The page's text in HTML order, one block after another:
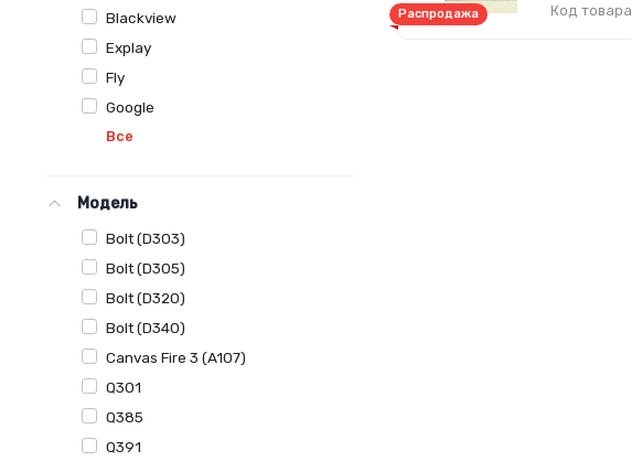
Blackview
Explay
Fly
Google
Все
Модель
Bolt (D303)
Bolt (D305)
Bolt (D320)
Bolt (D340)
Canvas Fire 3 (A107)
Q301
Q385
Q391
Код
Распродажа